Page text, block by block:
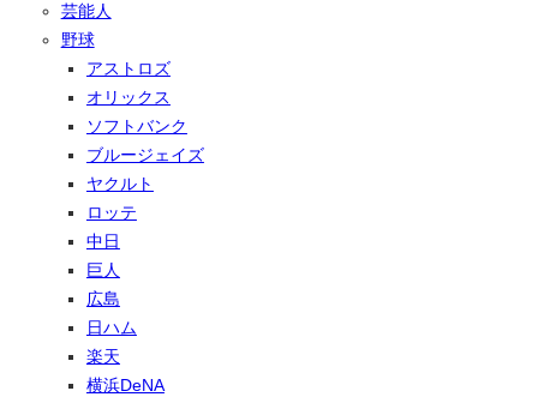
芸能人
野球
アストロズ
オリックス
ソフトバンク
ブルージェイズ
ヤクルト
ロッテ
中日
巨人
広島
日ハム
楽天
横浜DeNA